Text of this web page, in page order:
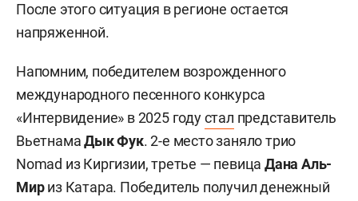
После этого ситуация в регионе остается
напряженной.
Напомним, победителем возрожденного
международного песенного конкурса
«Интервидение» в 2025 годустал представитель
ВьетнамаДык Фук. 2-е место заняло трио
Nomad из Киргизии, третье — певица Дана Аль-
Мириз Катара. Победитель получил денежный